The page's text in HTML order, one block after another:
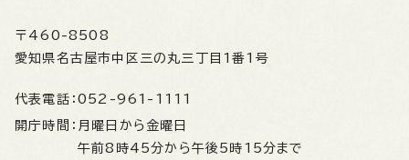
〒460-8508
愛知県名古屋市中区三の丸三丁目1番1号
代表電話： 052-961-1111
開庁時間： 月曜日から金曜日
午前8時45分から午後5時15分まで